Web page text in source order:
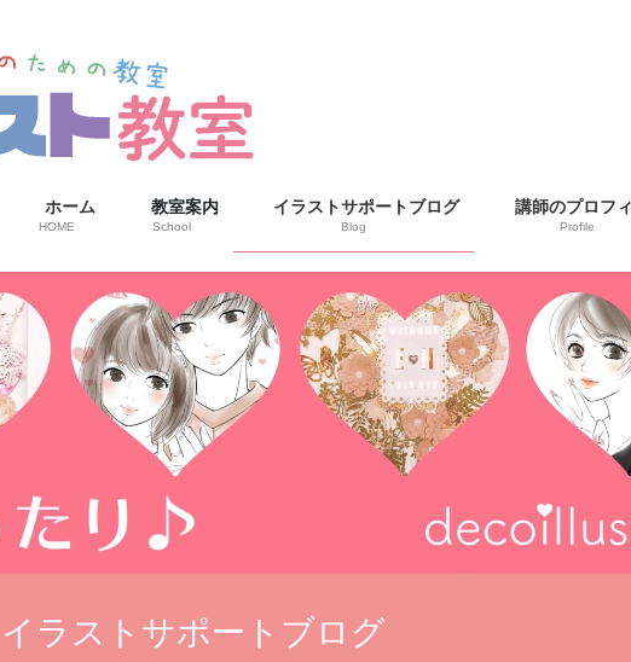
ホーム
HOME
教室案内
School
イラストサポートブログ
Blog
講師のプロフ
Profile
イラストサポートブログ